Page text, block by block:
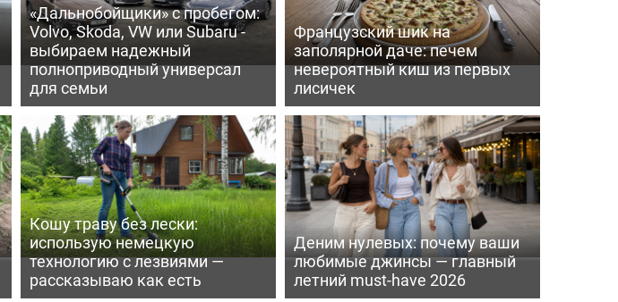
«Дальнобойщики» с пробегом:
Volvo, Skoda, VW или Subaru -
выбираем надежный
полноприводный универсал
для семьи
Французский шик на
заполярной даче: печем
невероятный киш из первых
лисичек
Кошу траву без лески:
использую немецкую
технологию с лезвиями —
рассказываю как есть
Деним нулевых: почему ваши
любимые джинсы — главный
летний must-have 2026